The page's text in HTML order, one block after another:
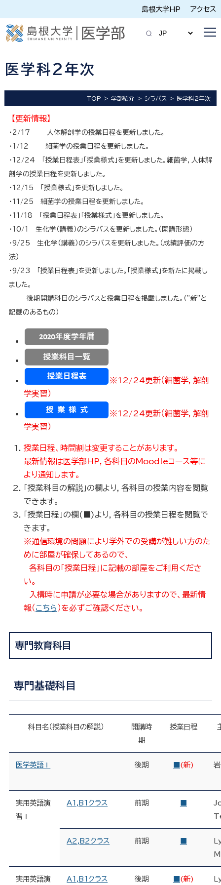
島根大学HP アクセス
医学科2年次
TOP 学部紹介 シラバス 医学科2年次
【更新情報】
・2/17 人体解剖学の授業日程を更新しました。
・1/12 細菌学の授業日程を更新しました。
・12/24 「授業日程表」「授業様式」を更新しました。細菌学，人体解
剖学の授業日程を更新しました。
・12/15 「授業様式」を更新しました。
・11/25 細菌学の授業日程を更新しました。
・11/18 「授業日程表」「授業様式」を更新しました。
・10/1 生化学（講義）のシラバスを更新しました。（開講形態）
・9/25 生化学（講義）のシラバスを更新しました。（成績評価の方
法）
・9/23 「授業日程表」を更新しました。「授業様式」を新たに掲載し
ました。
後期開講科目のシラバスと授業日程を掲載しました。（”新”と
記載のあるもの）
※12/24更新（細菌学，解剖
学実習）
※12/24更新（細菌学，解剖
学実習）
授業日程、時間割は変更することがあります。
最新情報は医学部HP，各科目のMoodleコース等に
より通知します。
「授業科目の解説」の欄より，各科目の授業内容を閲覧
できます。
「授業日程」の欄(■)より，各科目の授業日程を閲覧で
きます。
※通信環境の問題により学外での受講が難しい方のた
めに部屋が確保してあるので、
各科目の「授業日程」に記載の部屋をご利用くださ
い。
入構時に申請が必要な場合がありますので、最新情
報（ こちら ）を必ずご確認ください。
専門教育科目
専門基礎科目
科目名（授業科目の解説）
開講時
期
授業日程
医学英語Ⅰ 後期 (新)
実用英語演
習Ⅰ
A1,B1クラス 前期
A2,B2クラス 前期
実用英語演 A1,B1クラス 後期 (新)